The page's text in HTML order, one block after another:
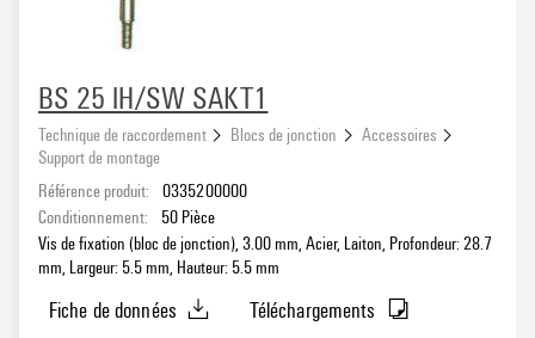
BS 25 IH/SW SAKT1
Technique de raccordement Blocs de jonction
Accessoires
Support de montage
Référence produit: 0335200000
Conditionnement:
50 Pièce
Vis de fixation (bloc de jonction), 3.00 mm, Acier, Laiton, Profondeur: 28.7
mm, Largeur: 5.5 mm, Hauteur: 5.5 mm
Fiche de données
Téléchargements